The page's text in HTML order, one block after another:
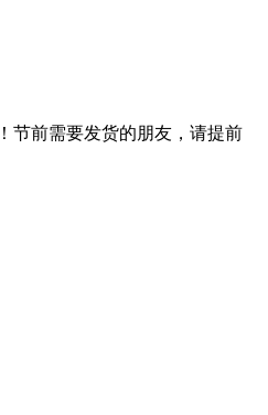
节前需要发货的朋友，请提前